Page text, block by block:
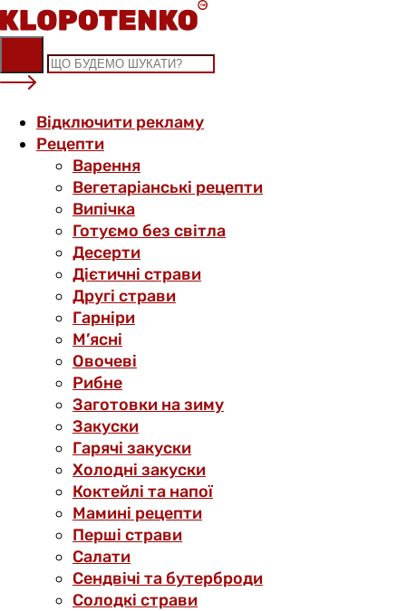
Skip
to
content
Відключити рекламу
Рецепти
Варення
Вегетаріанські рецепти
Випічка
Готуємо без світла
Десерти
Дієтичні страви
Другі страви
Гарніри
М’ясні
Овочеві
Рибне
Заготовки на зиму
Закуски
Гарячі закуски
Холодні закуски
Коктейлі та напої
Мамині рецепти
Перші страви
Салати
Сендвічі та бутерброди
Солодкі страви